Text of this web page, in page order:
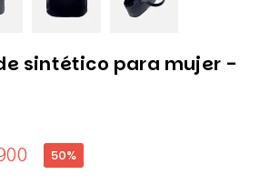
sintético para mujer -
50%